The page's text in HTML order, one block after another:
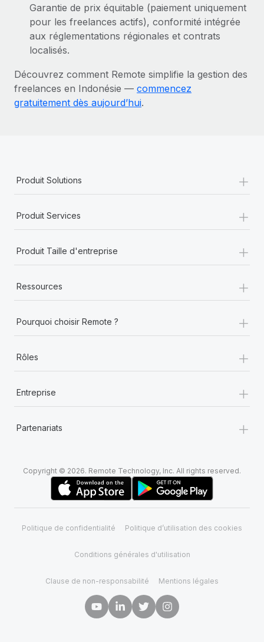
Garantie de prix équitable (paiement uniquement
pour les freelances actifs), conformité intégrée
aux réglementations régionales et contrats
localisés.
Découvrez comment Remote simplifie la gestion des
freelances en Indonésie — commencez
gratuitement dès aujourd’hui.
Produit Solutions +
Produit Services +
Produit Taille d'entreprise +
Ressources +
Pourquoi choisir Remote ? +
Rôles +
Entreprise +
Partenariats +
Copyright © 2026. Remote Technology, Inc. All rights reserved.
Politique de confidentialité Politique d’utilisation des cookies
Conditions générales d'utilisation
Clause de non-responsabilité Mentions légales